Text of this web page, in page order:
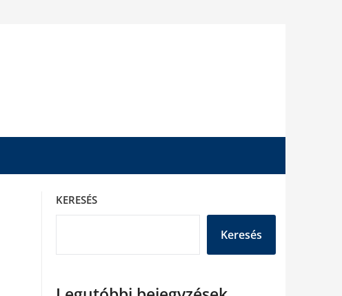
KERESÉS
Keresés